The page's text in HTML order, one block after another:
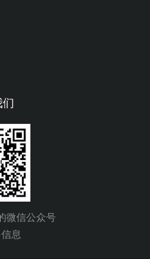
们
微信公众号
息